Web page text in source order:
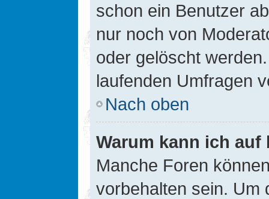
schon ein Benutzer
nur noch von
oder gelöscht
laufenden Umfragen
Nach oben
Warum kann ich
Manche Foren
vorbehalten sein. Um